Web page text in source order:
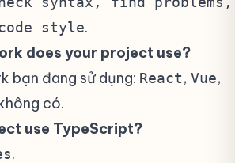
style.
does your project use?
bạn đang sử dụng: React, Vue,
có.
use TypeScript?
.